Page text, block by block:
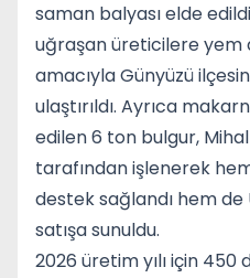
saman balyası elde
uğraşan üreticilere yem
amacıyla Günyüzü
ulaştırıldı. Ayrıca
edilen 6 ton bulgur,
tarafından işlenerek
destek sağlandı hem
satışa sunuldu.
2026 üretim yılı için 450